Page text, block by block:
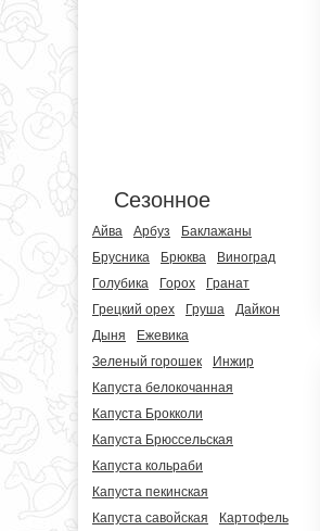
Сезонное
Айва Арбуз
Баклажаны
Брусника
Брюква
Виноград
Голубика
Горох
Гранат
Грецкий орех
Груша
Дайкон
Дыня
Ежевика
Зеленый горошек
Инжир
Капуста белокочанная
Капуста Брокколи
Капуста Брюссельская
Капуста кольраби
Капуста пекинская
Капуста савойская
Картофель